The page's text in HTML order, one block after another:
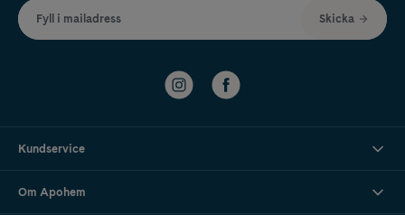
Fyll i mailadress Skicka
Kundservice
Om Apohem